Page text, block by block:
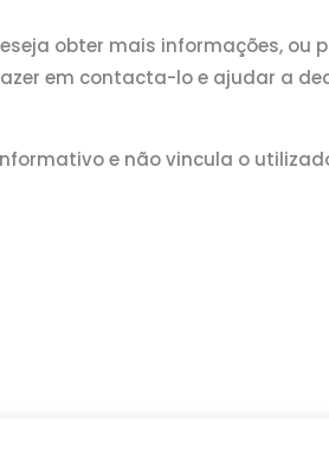
obter mais informações, ou
em contacta-lo e ajudar a
e não vincula o